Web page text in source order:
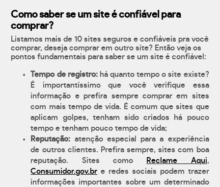
Como saber se um site é confiável para
comprar?
Listamos mais de 10 sites seguros e confiáveis pra você
comprar, deseja comprar em outro site? Então veja os
pontos fundamentais para saber se um site é confiável:
Tempo de registro:há quanto tempo o site existe?
É importantíssimo que você verifique essa
informação e prefira sempre comprar em sites
com mais tempo de vida. É comum que sites que
aplicam golpes, tenham sido criados há pouco
tempo e tenham pouco tempo de vida;
Reputação: atenção especial para a experiência
de outros clientes. Prefira sempre, sites com boa
reputação. Sites como
Reclame Aqui,
Consumidor.gov.br e redes sociais podem trazer
informações importantes sobre um determinado